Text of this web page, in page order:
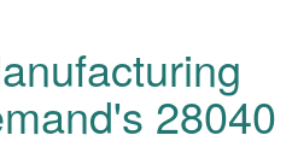
28040